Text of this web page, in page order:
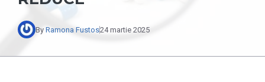
By Ramona Fustos24 martie 2025